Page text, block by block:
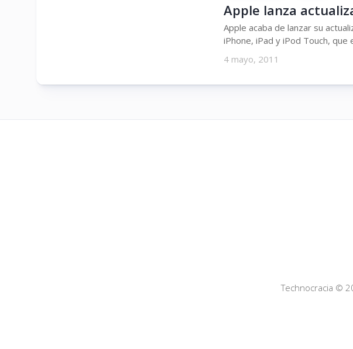
Apple lanza
Apple acaba de lanzar su
iPhone, iPad y iPod Touch, que
4 mayo, 2011
Technocracia ©